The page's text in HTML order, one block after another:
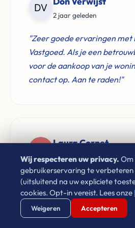
2 jaar geleden
"Zeer goede ervaringen met
Vastgoed. Als je een
voor de aankoop van je
contact op. Aan te raden!"
Laura Cornet
4 jaar geleden
"Sinds 2009 heb ik via Leon
Eindhoven. Hij is netjes,
ervoor dat problemen altijd
manier opgelost worden.
Wij respecteren uw privacy. Om
gebruikerservaring te verbeteren
(uitsluitend na uw expliciete
cookies. Opt-in vereist. Lees onze
Weigeren Accepteren
Verstuur WhatsApp